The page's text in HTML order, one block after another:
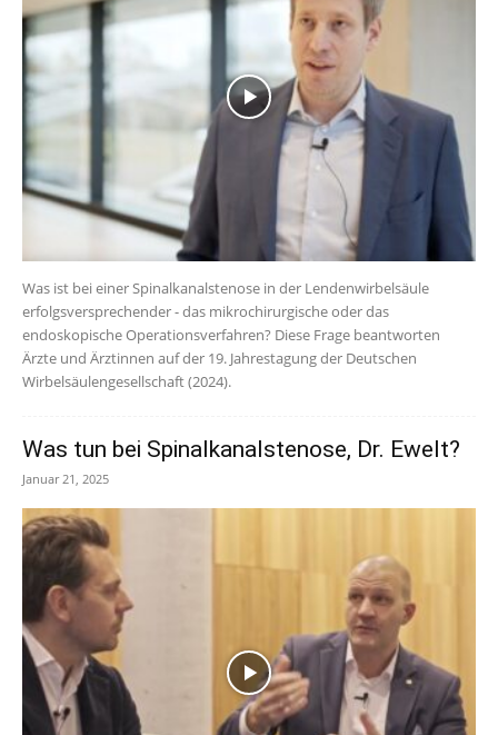
Was ist bei einer Spinalkanalstenose in der Lendenwirbelsäule
erfolgsversprechender - das mikrochirurgische oder das
endoskopische Operationsverfahren? Diese Frage beantworten
Ärzte und Ärztinnen auf der 19. Jahrestagung der Deutschen
Wirbelsäulengesellschaft (2024).
Was tun bei Spinalkanalstenose, Dr. Ewelt?
Januar 21, 2025